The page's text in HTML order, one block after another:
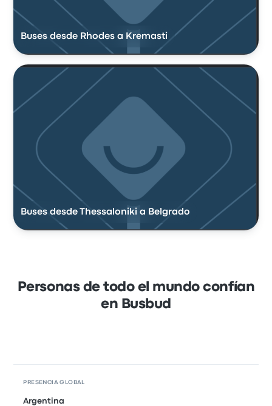
Buses desde Rhodes a Kremasti
Buses desde Thessaloniki a Belgrado
Personas de todo el mundo confían
en Busbud
PRESENCIA GLOBAL
Argentina